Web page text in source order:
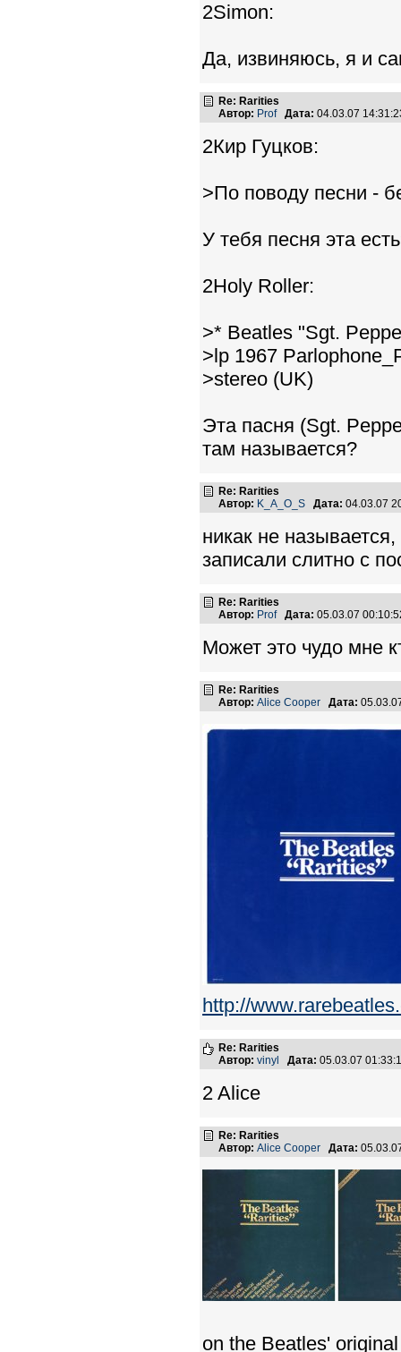
2Simon:
Да, извиняюсь, я и
Re: Rarities
Автор: Prof Дата: 04.03.07
2Кир Гуцков:
>По поводу песни -
У тебя песня эта
2Holy Roller:
>* Beatles "Sgt.
>lp 1967
>stereo (UK)
Эта пасня (Sgt.
там называется?
Re: Rarities
Автор: K_A_O_S Дата: 04.03.07
никак не
записали слитно с
Re: Rarities
Автор: Prof Дата: 05.03.07
Может это чудо мне
Re: Rarities
Автор: Alice Cooper Дата:
http://
Re: Rarities
Автор: vinyl Дата: 05.03.07
2 Alice
Re: Rarities
Автор: Alice Cooper Дата:
on the Beatles'